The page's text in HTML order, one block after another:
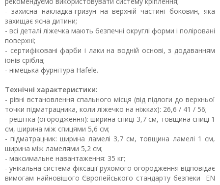
- захисна накладка-гризун на верхній частині боковин, яка
захищає ясна дитини;
- всі деталі ліжечка мають безпечні округлі форми і поліровані
поверхні;
- сертифіковані фарби і лаки на водній основі, з додаванням
іонів срібла;
- німецька фурнітура Hafele.
Технічні характеристики:
- рівні встановлення спального місця (від підлоги до верхньої
точки підматрацника, коли ліжечко на ніжках): 26,6 / 41 / 56;
- решітка (огородження): ширина спиці 3,7 см, товщина спиці 1
см, ширина між спицями 5,6 см;
- підматрацник: ширина ламелі 3,7 см, товщина ламелі 1 см,
ширина між ламелями 5,2 см;
- максимальне навантаження: 35 кг;
- унікальна система фіксації рухомого огородження відповідає
вимогам найновішого Європейського стандарту безпеки EN